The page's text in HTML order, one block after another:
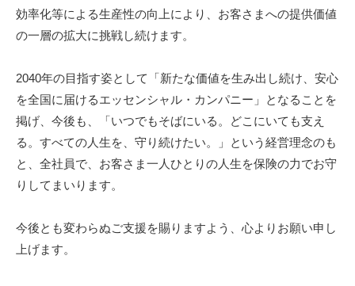
効率化等による生産性の向上により、お客さまへの提供価値
の一層の拡大に挑戦し続けます。
2040年の目指す姿として「新たな価値を生み出し続け、安心
を全国に届けるエッセンシャル・カンパニー」となることを
掲げ、今後も、「いつでもそばにいる。どこにいても支え
る。すべての人生を、守り続けたい。」という経営理念のも
と、全社員で、お客さま一人ひとりの人生を保険の力でお守
りしてまいります。
今後とも変わらぬご支援を賜りますよう、心よりお願い申し
上げます。